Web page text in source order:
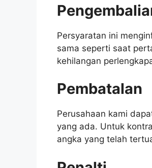
Persyaratan ini
sama seperti saat
kehilangan
Pembatalan
Perusahaan kami
yang ada. Untuk
angka yang telah